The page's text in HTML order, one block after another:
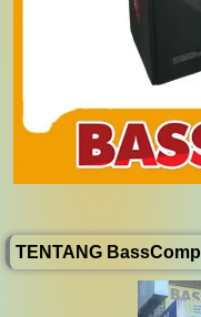
TENTANG BassComp